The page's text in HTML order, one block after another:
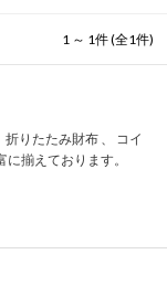
1 ～ 1件 (全1件)
りたたみ財布 、 コイ
揃えております。